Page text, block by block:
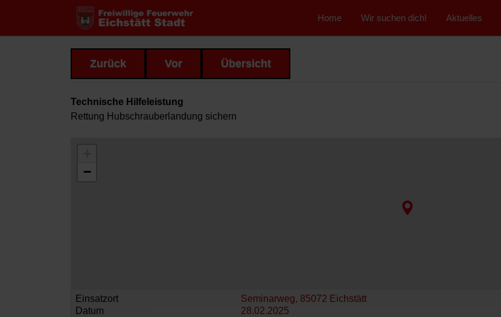
Home Wir suchen dich! Aktuelles
Zurück Vor Übersicht
Technische Hilfeleistung
Rettung Hubschrauberlandung sichern
−
Einsatzort
Seminarweg, 85072 Eichstätt
Datum
28.02.2025